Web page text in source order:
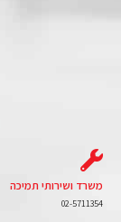
משרד ושירותי תמיכה
02-5711354